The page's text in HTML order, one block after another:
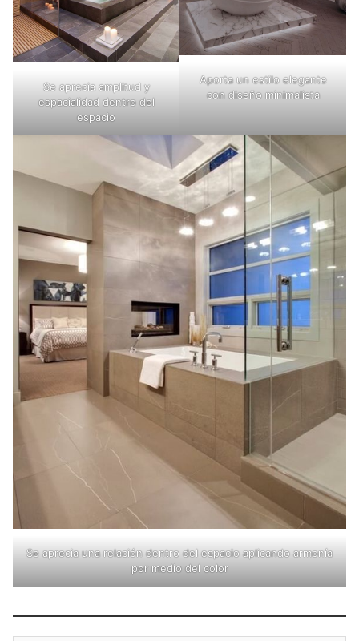
Se aprecia amplitud y
espacialidad dentro del
espacio
Aporta un estilo elegante
con diseño minimalista
Se aprecia una relación dentro del espacio aplicando armonía
por medio del color